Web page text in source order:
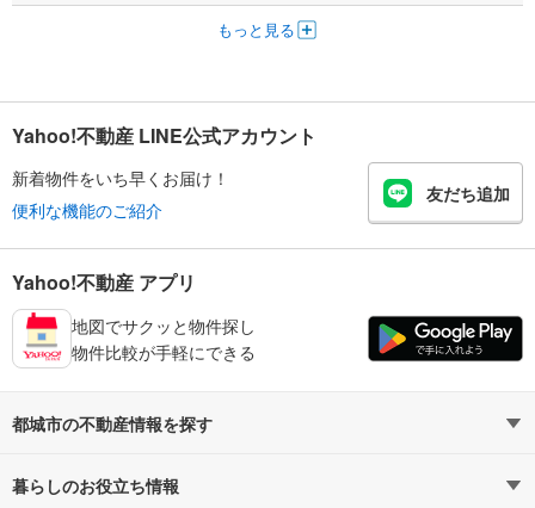
もっと見る
Yahoo!不動産 LINE公式アカウント
新着物件をいち早くお届け！
便利な機能のご紹介
友だち追加
Yahoo!不動産 アプリ
地図でサクッと物件探し
物件比較が手軽にできる
都城市の不動産情報を探す
不動産・住宅
暮らしのお役立ち情報